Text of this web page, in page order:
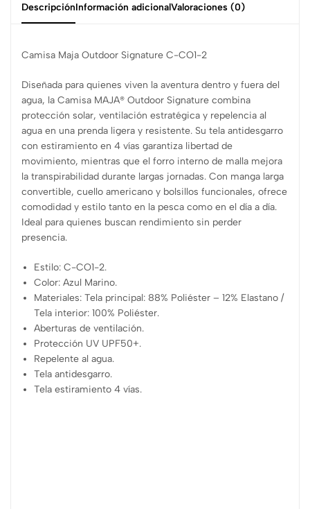
DescripciónInformación adicionalValoraciones (0)
Camisa Maja Outdoor Signature C-CO1-2
Diseñada para quienes viven la aventura dentro y fuera del
agua, la Camisa MAJA® Outdoor Signature combina
protección solar, ventilación estratégica y repelencia al
agua en una prenda ligera y resistente. Su tela antidesgarro
con estiramiento en 4 vías garantiza libertad de
movimiento, mientras que el forro interno de malla mejora
la transpirabilidad durante largas jornadas. Con manga larga
convertible, cuello americano y bolsillos funcionales, ofrece
comodidad y estilo tanto en la pesca como en el día a día.
Ideal para quienes buscan rendimiento sin perder
presencia.
Estilo: C-CO1-2.
Color: Azul Marino.
Materiales: Tela principal: 88% Poliéster – 12% Elastano /
Tela interior: 100% Poliéster.
Aberturas de ventilación.
Protección UV UPF50+.
Repelente al agua.
Tela antidesgarro.
Tela estiramiento 4 vías.